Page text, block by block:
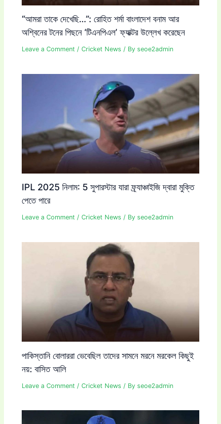
“আমরা তাকে দেখেছি…”: রোহিত শর্মা বাংলাদেশ বনাম আর
অশ্বিনের টনের পিছনে ‘টিএনপিএল’ ফ্যাক্টর উল্লেখ করেছেন
Leave a Comment /Cricket News / Byseoe2admin
IPL 2025 নিলাম: 5 সুপারস্টার যারা ফ্র্যাঞ্চাইজি দ্বারা মুক্তি
পেতে পারে
Leave a Comment /Cricket News / Byseoe2admin
পাকিস্তানি বোলাররা ভেবেছিল তাদের সামনে মরনে মরকেল কিছুই
নয়: বাসিত আলি
Leave a Comment /Cricket News / Byseoe2admin